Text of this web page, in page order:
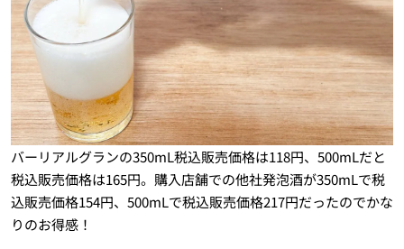
バーリアルグランの350mL税込販売価格は118円、500mLだと
税込販売価格は165円。購入店舗での他社発泡酒が350mLで税
込販売価格154円、500mLで税込販売価格217円だったのでかな
りのお得感！